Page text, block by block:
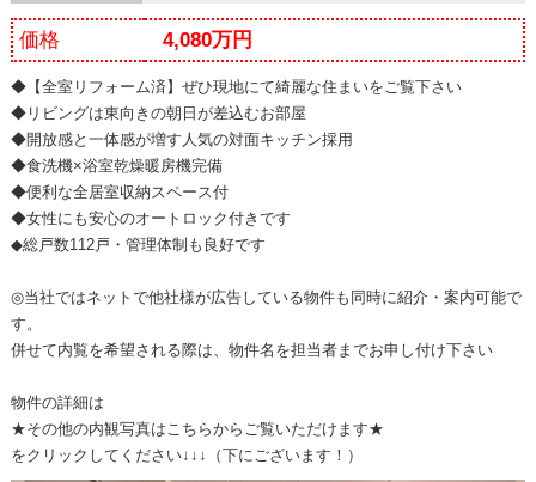
価格 4,080万円
◆【全室リフォーム済】ぜひ現地にて綺麗な住まいをご覧下さい
◆リビングは東向きの朝日が差込むお部屋
◆開放感と一体感が増す人気の対面キッチン採用
◆食洗機×浴室乾燥暖房機完備
◆便利な全居室収納スペース付
◆女性にも安心のオートロック付きです
◆総戸数112戸・管理体制も良好です
◎当社ではネットで他社様が広告している物件も同時に紹介・案内可能で
す。
併せて内覧を希望される際は、物件名を担当者までお申し付け下さい
物件の詳細は
★その他の内観写真はこちらからご覧いただけます★
をクリックしてください↓↓↓（下にございます！）